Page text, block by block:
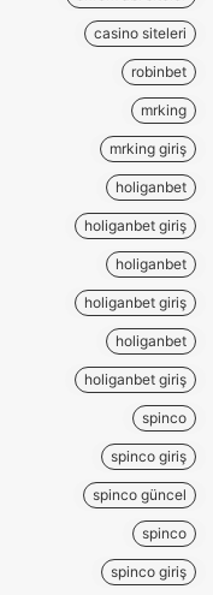
casino siteleri
robinbet
mrking
mrking giriş
holiganbet
holiganbet giriş
holiganbet
holiganbet giriş
holiganbet
holiganbet giriş
spinco
spinco giriş
spinco güncel
spinco
spinco giriş